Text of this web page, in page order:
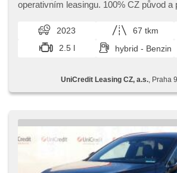
Rücksitzbank, El. Spiegel, beheizte
USB, Wegfahrsperre, Zentralverriegelung,
Scheibenwischersensor, Lichtsensor,
Fahrersitz, Dachträger, El. einstellbare
einstellbar, Antrieb 4x4,
des Kofferraums, autom. Aktivation der
Elektronisches Stabilitätsprogramm
Adaptive Geschwindigkeitsregelung,
Airbag, Lederpolsterung, Parkassistent,
Vorderlichter LED, täglich Leuchten, 2-
Fahrkamera, Bluetooth, Notbremsung
sedadla, isofix, samostmívací zrcátka,
zadní, bezklíčové startování,
operativním leasingu. 100% CZ původ a
2023 67 tkm
2.5 l
hybrid - Benzin
UniCredit Leasing CZ, a.s., Praha